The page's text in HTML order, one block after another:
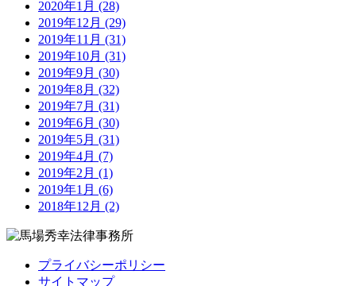
2020年1月 (28)
2019年12月 (29)
2019年11月 (31)
2019年10月 (31)
2019年9月 (30)
2019年8月 (32)
2019年7月 (31)
2019年6月 (30)
2019年5月 (31)
2019年4月 (7)
2019年2月 (1)
2019年1月 (6)
2018年12月 (2)
プライバシーポリシー
サイトマップ